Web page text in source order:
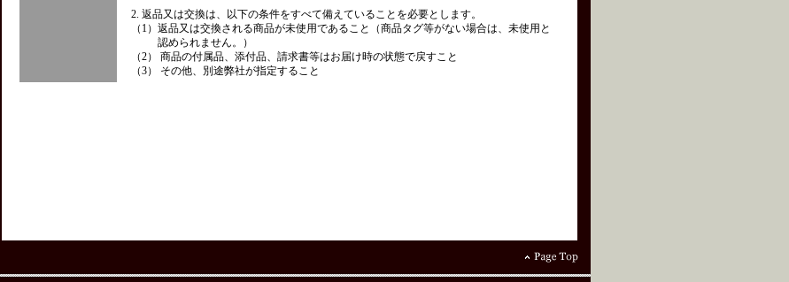
2. 返品又は交換は、以下の条件をすべて備えていることを必要とします。
（1） 返品又は交換される商品が未使用であること（商品タグ等がない場合は、未使用と
認められません。）
（2） 商品の付属品、添付品、請求書等はお届け時の状態で戻すこと
（3） その他、別途弊社が指定すること